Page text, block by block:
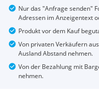
Nur das "Anfrage senden"
Adressen im Anzeigentext
Produkt vor dem Kauf
Von privaten Verkäufern
Ausland Abstand nehmen.
Von der Bezahlung mit
nehmen.